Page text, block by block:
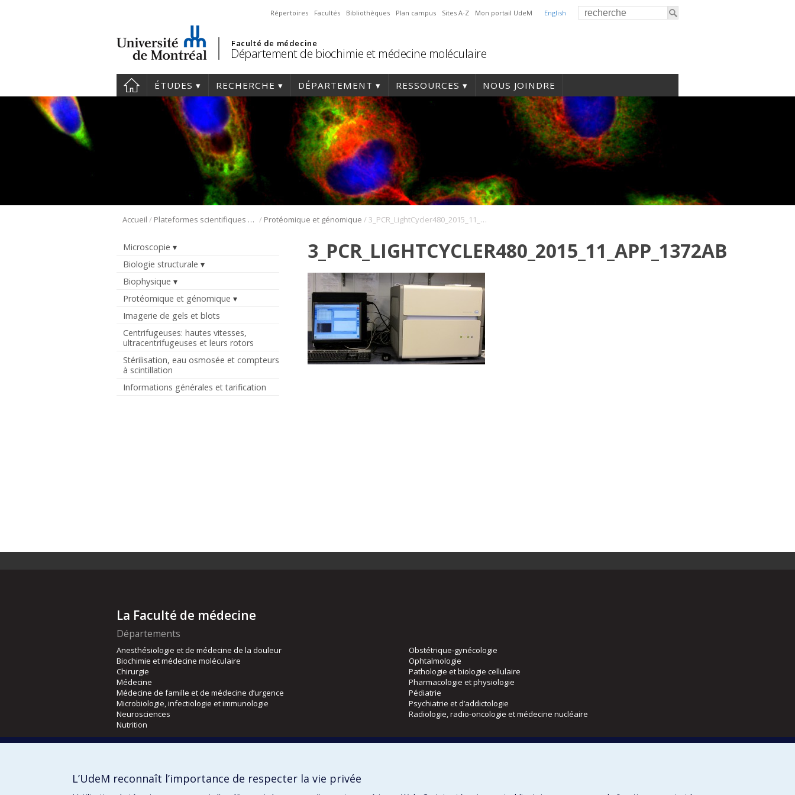
English
Répertoires Facultés Bibliothèques Plan campus Sites A-Z Mon portail UdeM
Faculté de médecine
Département de biochimie et médecine moléculaire
ÉTUDES RECHERCHE DÉPARTEMENT RESSOURCES NOUS JOINDRE
Accueil / Plateformes scientifiques BMM / Protéomique et génomique / 3_PCR_LightCycler480_2015_11_app_1372ab
Microscopie
Biologie structurale
Biophysique
Protéomique et génomique
Imagerie de gels et blots
Centrifugeuses: hautes vitesses,
ultracentrifugeuses et leurs rotors
Stérilisation, eau osmosée et compteurs
à scintillation
Informations générales et tarification
3_PCR_LIGHTCYCLER480_2015_11_APP_1372AB
La Faculté de médecine
Départements
Anesthésiologie et de médecine de la douleur
Biochimie et médecine moléculaire
Chirurgie
Médecine
Médecine de famille et de médecine d’urgence
Microbiologie, infectiologie et immunologie
Neurosciences
Nutrition
Obstétrique-gynécologie
Ophtalmologie
Pathologie et biologie cellulaire
Pharmacologie et physiologie
Pédiatrie
Psychiatrie et d’addictologie
Radiologie, radio-oncologie et médecine nucléaire
Orthophonie et audiologie
L’UdeM reconnaît l’importance de respecter la vie privée